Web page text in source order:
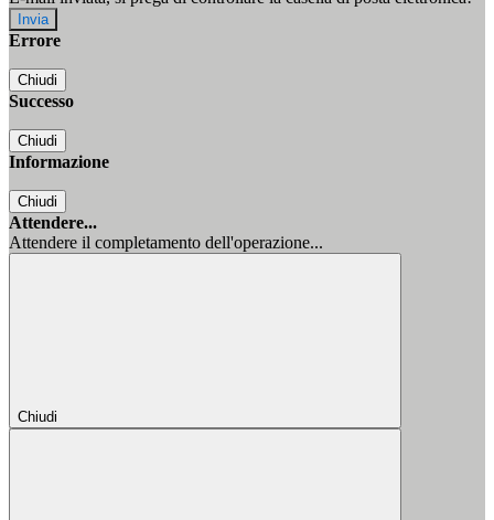
Errore
Chiudi
Successo
Chiudi
Informazione
Chiudi
Attendere...
Attendere il completamento dell'operazione...
Chiudi